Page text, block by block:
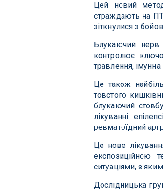
Цей новий
страждають на
зіткнулися з
Блукаючий
контролює
травлення, імунна
Це також
товстого
блукаючий
лікуванні
ревматоїдний
Це нове
експозиційною
ситуаціями, з
Дослідницька